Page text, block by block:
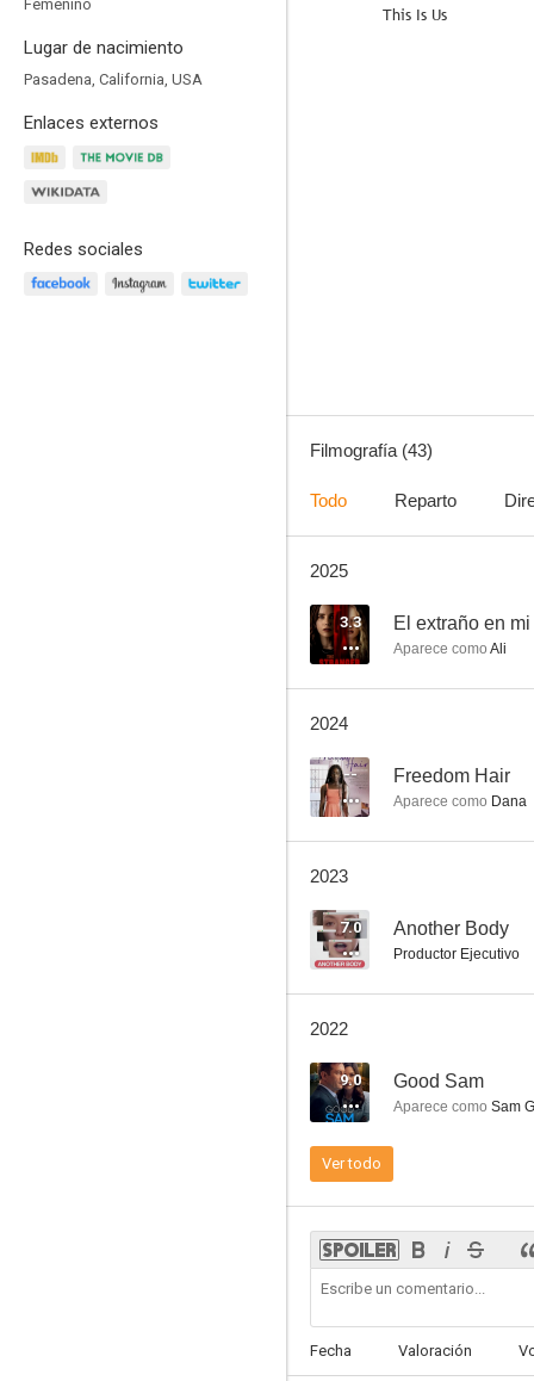
Femenino
Lugar de nacimiento
Pasadena, California, USA
Enlaces externos
Redes sociales
This Is Us
8.1
Filmografía (43)
Todo Reparto
2025
3.3 El extraño en
Aparece como Ali
2024
-- Freedom Hair
Aparece como Dana
2023
7.0 Another Body
Productor Ejecutivo
2022
9.0 Good Sam
Aparece como Sam
Ver todo
Fecha Valoración